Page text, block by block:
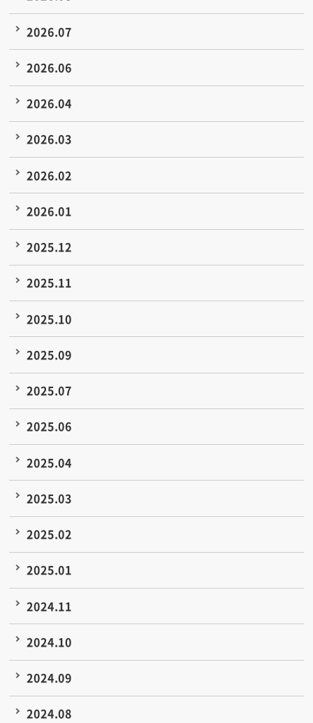
2026.07
2026.06
2026.04
2026.03
2026.02
2026.01
2025.12
2025.11
2025.10
2025.09
2025.07
2025.06
2025.04
2025.03
2025.02
2025.01
2024.11
2024.10
2024.09
2024.08